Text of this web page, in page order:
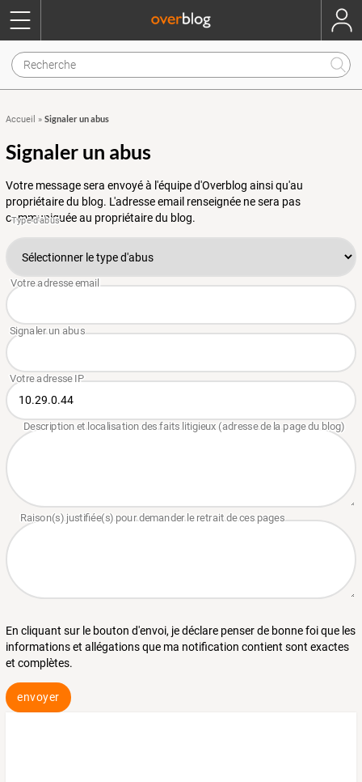
Accueil » Signaler un abus
Signaler un abus
Votre message sera envoyé à l'équipe d'Overblog ainsi qu'au
propriétaire du blog. L'adresse email renseignée ne sera pas
communiquée au propriétaire du blog.
En cliquant sur le bouton d'envoi, je déclare penser de bonne foi que les
informations et allégations que ma notification contient sont exactes
et complètes.
envoyer